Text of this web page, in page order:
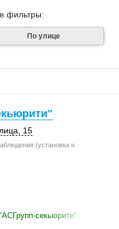
фильтры:
По улице
15
(установка и
секьюрити"